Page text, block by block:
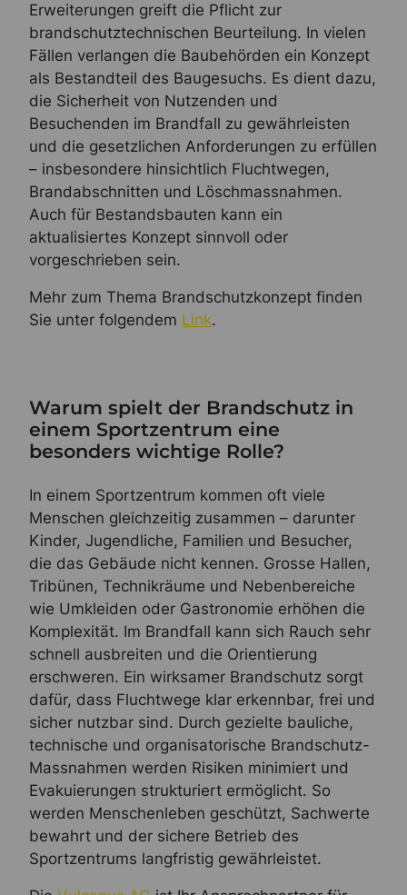
Erweiterungen greift die Pflicht zur
brandschutztechnischen Beurteilung. In vielen
Fällen verlangen die Baubehörden ein Konzept
als Bestandteil des Baugesuchs. Es dient dazu,
die Sicherheit von Nutzenden und
Besuchenden im Brandfall zu gewährleisten
und die gesetzlichen Anforderungen zu erfüllen
– insbesondere hinsichtlich Fluchtwegen,
Brandabschnitten und Löschmassnahmen.
Auch für Bestandsbauten kann ein
aktualisiertes Konzept sinnvoll oder
vorgeschrieben sein.
Mehr zum Thema Brandschutzkonzept finden
Sie unter folgendem Link.
Warum spielt der Brandschutz in
einem Sportzentrum eine
besonders wichtige Rolle?
In einem Sportzentrum kommen oft viele
Menschen gleichzeitig zusammen – darunter
Kinder, Jugendliche, Familien und Besucher,
die das Gebäude nicht kennen. Grosse Hallen,
Tribünen, Technikräume und Nebenbereiche
wie Umkleiden oder Gastronomie erhöhen die
Komplexität. Im Brandfall kann sich Rauch sehr
schnell ausbreiten und die Orientierung
erschweren. Ein wirksamer Brandschutz sorgt
dafür, dass Fluchtwege klar erkennbar, frei und
sicher nutzbar sind. Durch gezielte bauliche,
technische und organisatorische Brandschutz-
Massnahmen werden Risiken minimiert und
Evakuierungen strukturiert ermöglicht. So
werden Menschenleben geschützt, Sachwerte
bewahrt und der sichere Betrieb des
Sportzentrums langfristig gewährleistet.